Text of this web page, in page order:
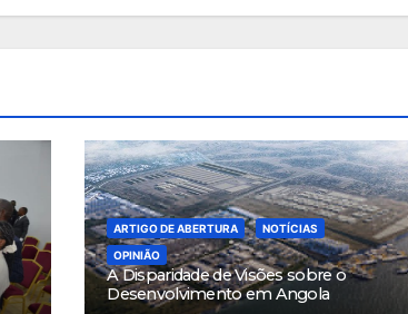
ARTIGO DE ABERTURA
NOTÍCIAS
OPINIÃO
A Disparidade de Visões sobre o
Desenvolvimento em Angola